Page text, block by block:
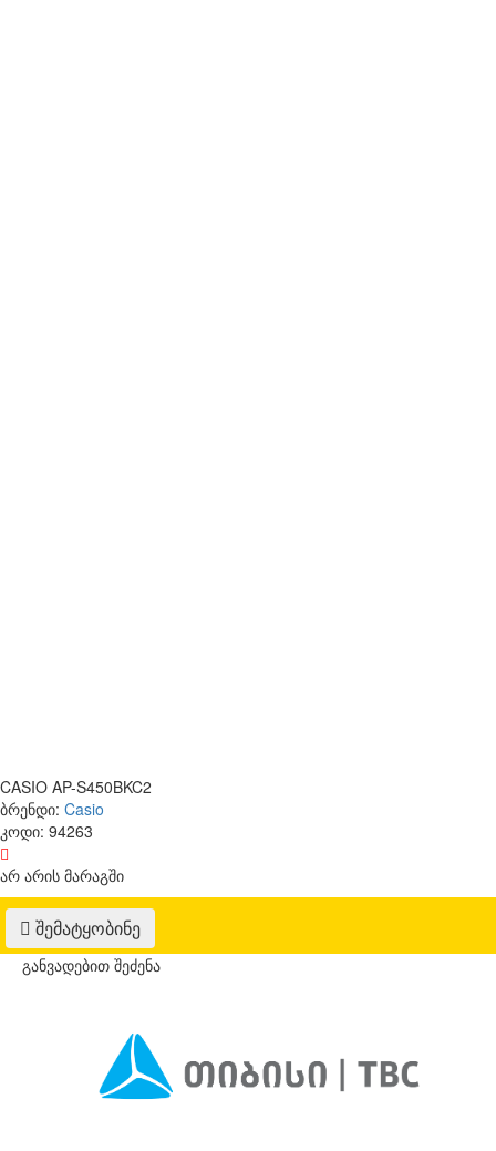
CASIO AP-S450BKC2
ბრენდი: Casio
კოდი: 94263
არ არის მარაგში
შემატყობინე
განვადებით შეძენა